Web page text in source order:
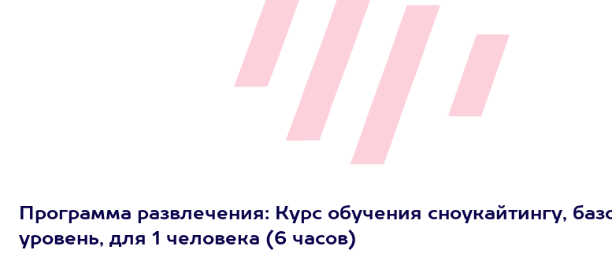
Программа развлечения: Курс обучения сноукайтингу,
уровень, для 1 человека (6 часов)